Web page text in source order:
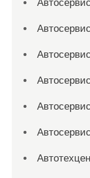
Автосервис
Автосервис
Автосервис
Автосервис
Автосервис